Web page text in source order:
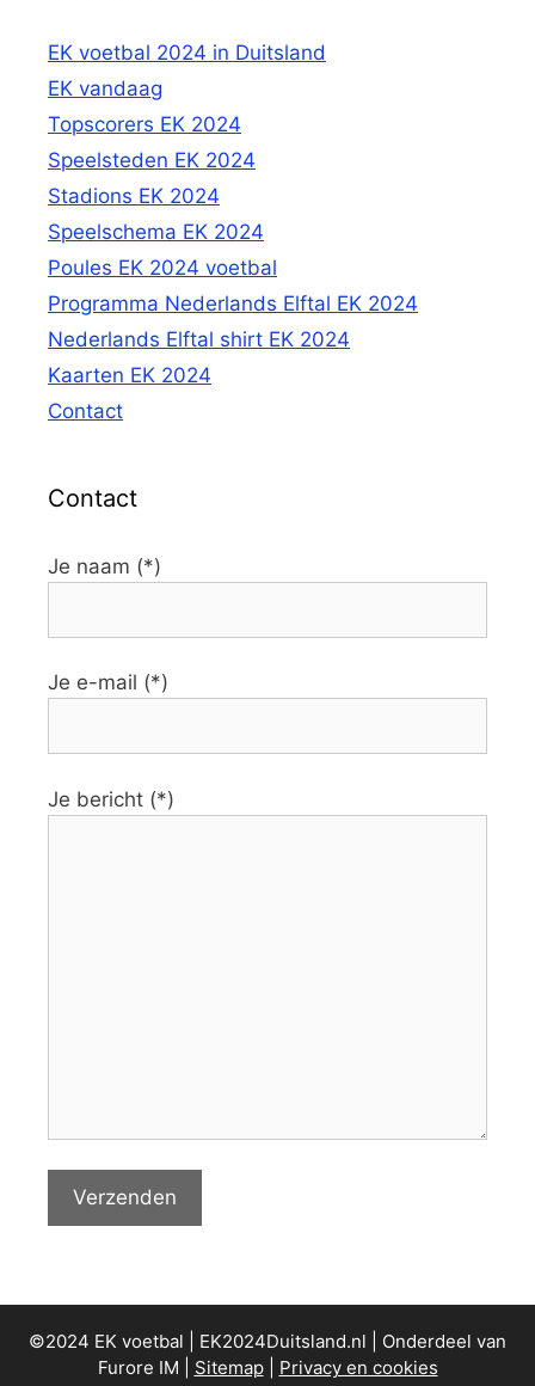
EK voetbal 2024 in Duitsland
EK vandaag
Topscorers EK 2024
Speelsteden EK 2024
Stadions EK 2024
Speelschema EK 2024
Poules EK 2024 voetbal
Programma Nederlands Elftal EK 2024
Nederlands Elftal shirt EK 2024
Kaarten EK 2024
Contact
Contact
Je naam (*)
Je e-mail (*)
Je bericht (*)
©2024 EK voetbal | EK2024Duitsland.nl | Onderdeel van
Furore IM | Sitemap| Privacy en cookies